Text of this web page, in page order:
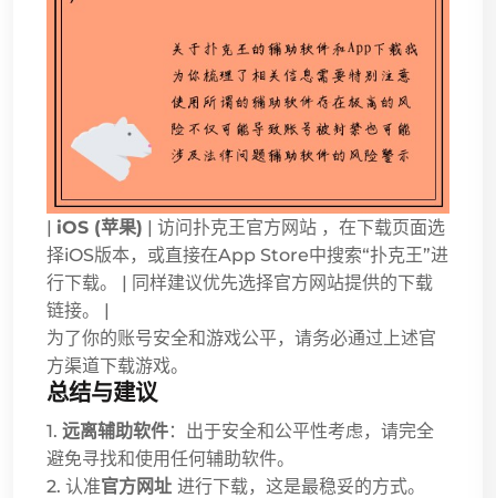
| iOS (苹果) | 访问扑克王官方网站 ，在下载页面选
择iOS版本，或直接在App Store中搜索“扑克王”进
行下载。 | 同样建议优先选择官方网站提供的下载
链接。 |
为了你的账号安全和游戏公平，请务必通过上述官
方渠道下载游戏。
总结与建议
1. 远离辅助软件：出于安全和公平性考虑，请完全
避免寻找和使用任何辅助软件。
2. 认准官方网址 进行下载，这是最稳妥的方式。